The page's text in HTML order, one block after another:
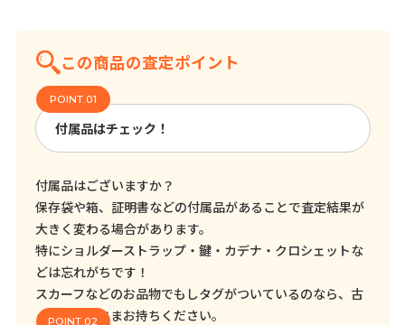
この商品の査定ポイント
付属品はチェック！
付属品はございますか？
保存袋や箱、証明書などの付属品があることで査定結果が
大きく変わる場合があります。
特にショルダーストラップ・鍵・カデナ・クロシェットな
どは忘れがちです！
スカーフなどのお品物でもしタグがついているのなら、古
くてもそのままお持ちください。